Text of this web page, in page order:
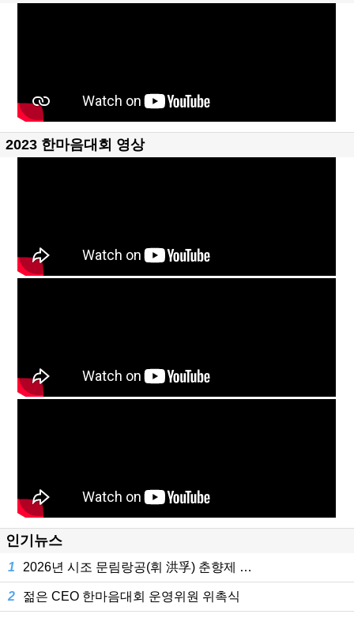
2023 한마음대회 영상
인기뉴스
1 2026년 시조 문림랑공(휘 洪孚) 춘향제 …
2 젊은 CEO 한마음대회 운영위원 위촉식